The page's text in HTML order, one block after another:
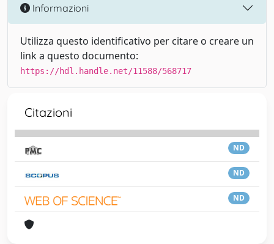
Informazioni
Utilizza questo identificativo per citare o creare un
link a questo documento:
https://hdl.handle.net/11588/568717
Citazioni
ND
ND
ND